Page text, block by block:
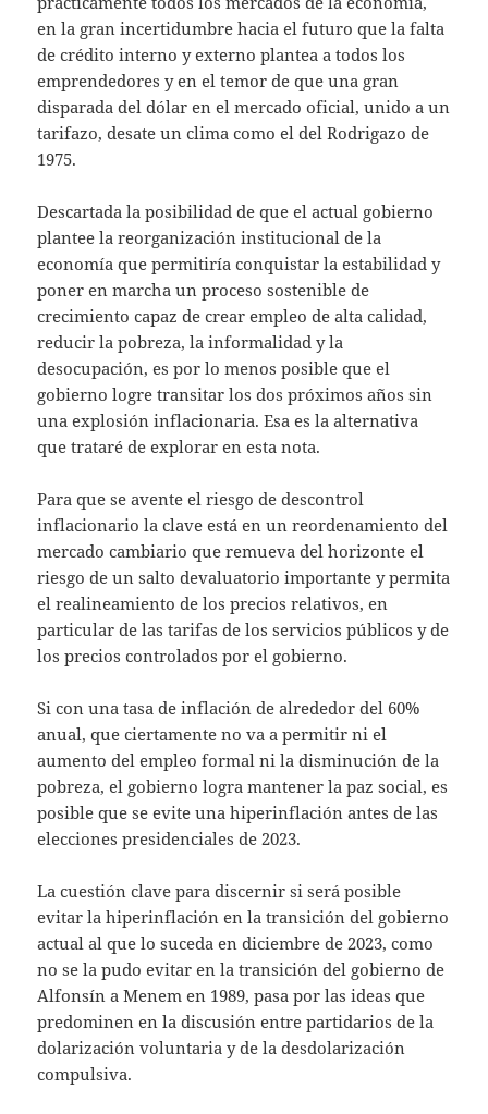
en la gran incertidumbre hacia el futuro que la falta
de crédito interno y externo plantea a todos los
emprendedores y en el temor de que una gran
disparada del dólar en el mercado oficial, unido a un
tarifazo, desate un clima como el del Rodrigazo de
1975.
Descartada la posibilidad de que el actual gobierno
plantee la reorganización institucional de la
economía que permitiría conquistar la estabilidad y
poner en marcha un proceso sostenible de
crecimiento capaz de crear empleo de alta calidad,
reducir la pobreza, la informalidad y la
desocupación, es por lo menos posible que el
gobierno logre transitar los dos próximos años sin
una explosión inflacionaria. Esa es la alternativa
que trataré de explorar en esta nota.
Para que se avente el riesgo de descontrol
inflacionario la clave está en un reordenamiento del
mercado cambiario que remueva del horizonte el
riesgo de un salto devaluatorio importante y permita
el realineamiento de los precios relativos, en
particular de las tarifas de los servicios públicos y de
los precios controlados por el gobierno.
Si con una tasa de inflación de alrededor del 60%
anual, que ciertamente no va a permitir ni el
aumento del empleo formal ni la disminución de la
pobreza, el gobierno logra mantener la paz social, es
posible que se evite una hiperinflación antes de las
elecciones presidenciales de 2023.
La cuestión clave para discernir si será posible
evitar la hiperinflación en la transición del gobierno
actual al que lo suceda en diciembre de 2023, como
no se la pudo evitar en la transición del gobierno de
Alfonsín a Menem en 1989, pasa por las ideas que
predominen en la discusión entre partidarios de la
dolarización voluntaria y de la desdolarización
compulsiva.